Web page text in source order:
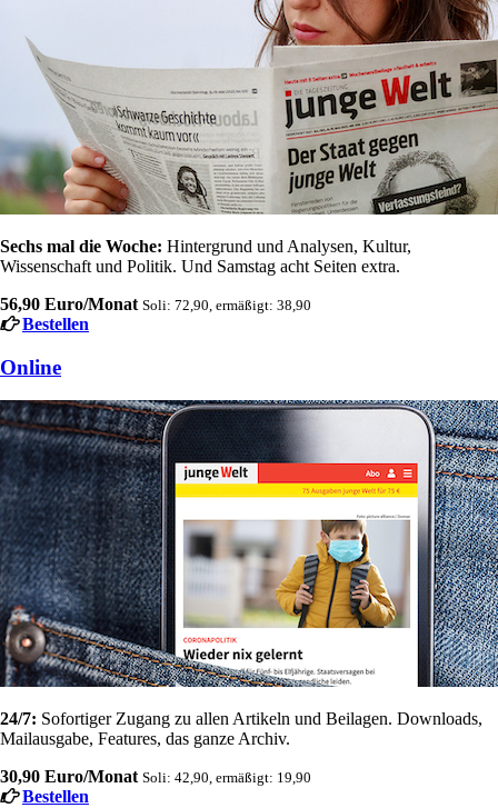
Sechs mal die Woche: Hintergrund und Analysen, Kultur,
Wissenschaft und Politik. Und Samstag acht Seiten extra.
56,90 Euro/Monat Soli: 72,90, ermäßigt: 38,90
Bestellen
Online
24/7: Sofortiger Zugang zu allen Artikeln und Beilagen. Downloads,
Mailausgabe, Features, das ganze Archiv.
30,90 Euro/Monat Soli: 42,90, ermäßigt: 19,90
Bestellen